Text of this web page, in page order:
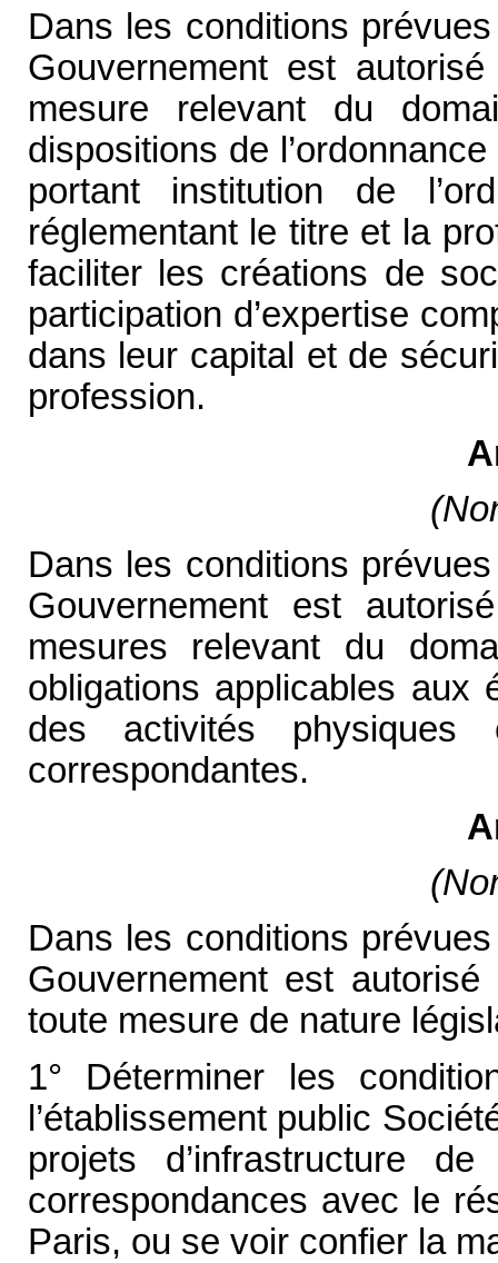
Dans les conditions
Gouvernement est
mesure relevant du
dispositions de
portant institution de
réglementant le titre et la
faciliter les créations de
participation d’expertise
dans leur capital et de
profession.
Dans les conditions
Gouvernement est
mesures relevant du
obligations applicables aux
des activités
correspondantes.
Dans les conditions
Gouvernement est
toute mesure de nature
1° Déterminer les
l’établissement public
projets d’infrastructure
correspondances avec le
Paris, ou se voir confier la